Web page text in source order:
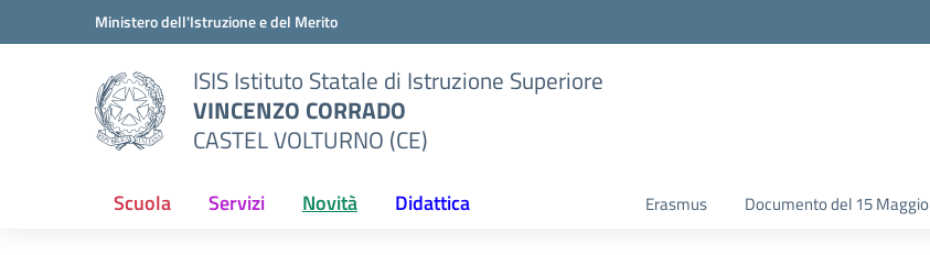
Vai ai contenuti
Vai al menu di navigazioneMinistero dell'Istruzione e del Merito
ISIS Istituto Statale di Istruzione Superiore
VINCENZO CORRADO
CASTEL VOLTURNO (CE)
Scuola Servizi Novità Didattica Erasmus Documento del 15 Maggio